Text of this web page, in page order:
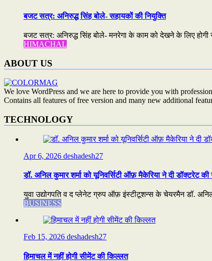
बजट सत्र: अनिरुद्ध सिंह बोले- सहायकों की नियुक्ति
बजट सत्र: अनिरुद्ध सिंह बोले- मनरेगा के काम को देखने के लिए होगी
HIMACHAL
ABOUT US
We love WordPress and we are here to provide you with
Contains all features of free version and many new additional
TECHNOLOGY
Apr 6, 2026 deshadesh27
डॉ. अनिल कुमार शर्मा को यूनिवर्सिटी ऑफ़ मैकेरिया ने दी डॉक्टरेट की
युवा उद्योगपति व द प्लेनेट ग्रुप ऑफ़ इंस्टीटूशन्स के चेयरमैन डॉ. अनिल
BUSINESS
Feb 15, 2026 deshadesh27
हिमाचल में नहीं होगी सीमेंट की किल्लत